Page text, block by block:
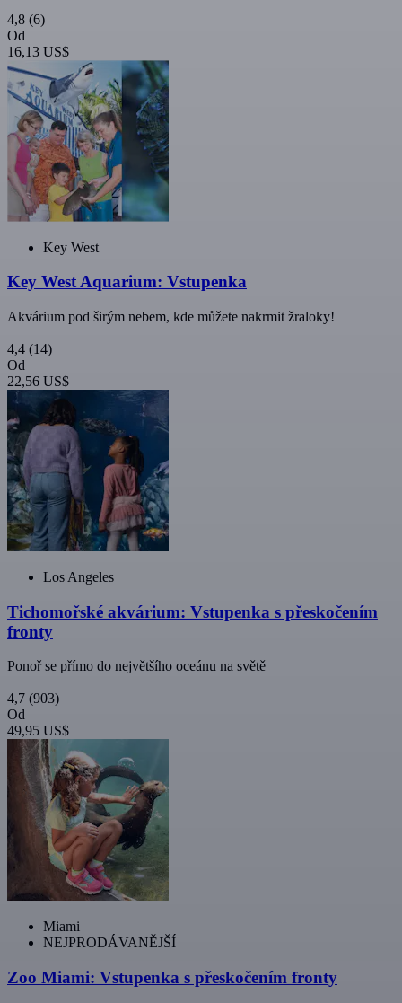
4,8 (6)
Od
16,13 US$
Key West
Key West Aquarium: Vstupenka
Akvárium pod širým nebem, kde můžete nakrmit žraloky!
4,4 (14)
Od
22,56 US$
Los Angeles
Tichomořské akvárium: Vstupenka s přeskočením
fronty
Ponoř se přímo do největšího oceánu na světě
4,7 (903)
Od
49,95 US$
Miami
NEJPRODÁVANĚJŠÍ
Zoo Miami: Vstupenka s přeskočením fronty